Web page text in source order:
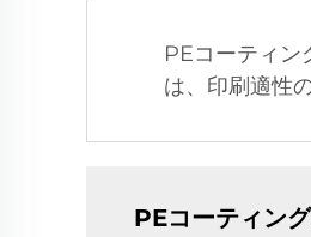
PEコーティン
は、印刷適性
PEコーティン